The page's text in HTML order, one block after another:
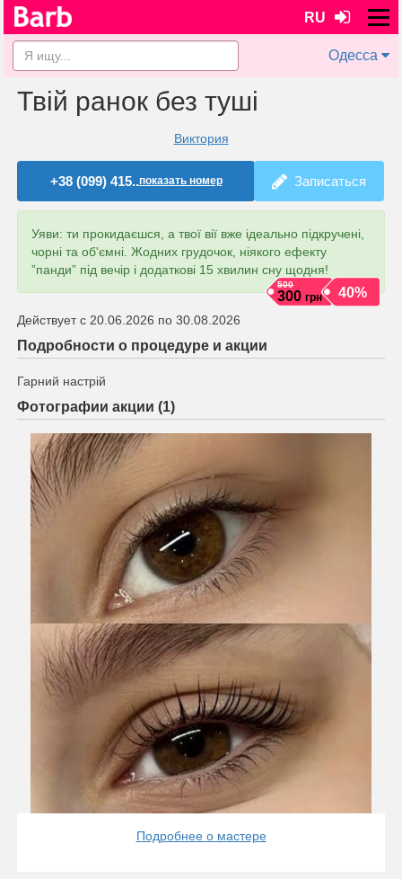
RU
Одесса
Твій ранок без туші
Виктория
+38 (099) 415..показать номер Записаться
Уяви: ти прокидаєшся, а твої вії вже ідеально підкручені,
чорні та об'ємні. Жодних грудочок, ніякого ефекту
”панди” під вечір і додаткові 15 хвилин сну щодня!
40%
500
300 грн
Действует с 20.06.2026 по 30.08.2026
Подробности о процедуре и акции
Гарний настрій
Фотографии акции (1)
Подробнее о мастере